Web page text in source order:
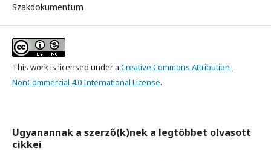
Szakdokumentum
This work is licensed under a Creative Commons Attribution-
NonCommercial 4.0 International License.
Ugyanannak a szerző(k)nek a legtöbbet olvasott
cikkei